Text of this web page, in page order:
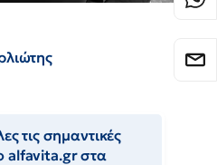
τις σημαντικές
alfavita.gr στα